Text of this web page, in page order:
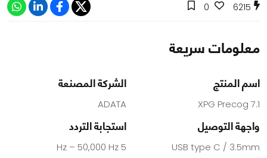
6215
0
معلومات سريعة
اسم المنتج
XPG Precog 7.1
الشركة المصنعة
ADATA
واجهة التوصيل
USB type C / 3.5mm
استجابة التردد
5 Hz – 50,000 Hz